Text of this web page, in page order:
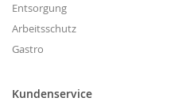
Entsorgung
Arbeitsschutz
Gastro
Kundenservice